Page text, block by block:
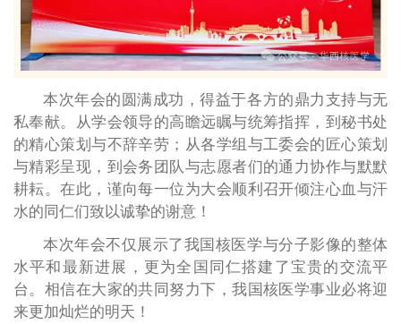
本次年会的圆满成功，得益于各方的鼎力支持与无
私奉献。从学会领导的高瞻远瞩与统筹指挥，到秘书处
的精心策划与不辞辛劳；从各学组与工委会的匠心策划
与精彩呈现，到会务团队与志愿者们的通力协作与默默
耕耘。在此，谨向每一位为大会顺利召开倾注心血与汗
水的同仁们致以诚挚的谢意！
本次年会不仅展示了我国核医学与分子影像的整体
水平和最新进展，更为全国同仁搭建了宝贵的交流平
台。相信在大家的共同努力下，我国核医学事业必将迎
来更加灿烂的明天！